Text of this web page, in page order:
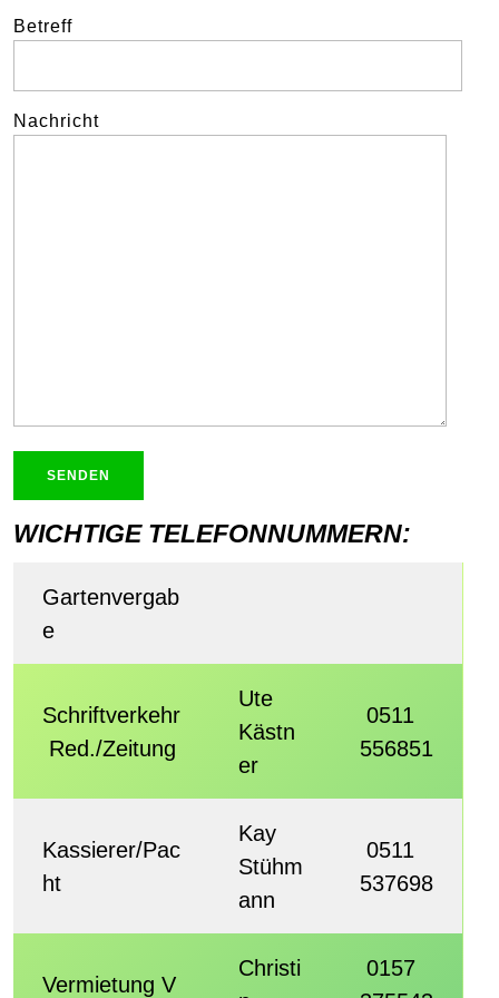
Betreff
Nachricht
WICHTIGE TELEFONNUMMERN:
Gartenvergab
e
Schriftverkehr
Red./Zeitung
Ute
Kästn
er
0511
556851
Kassierer/Pac
ht
Kay
Stühm
ann
0511
537698
Vermietung V
Christi
0157